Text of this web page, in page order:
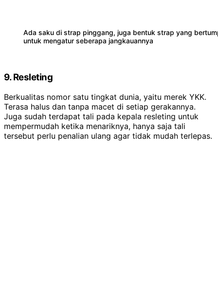
Ada saku di strap pinggang, juga bentuk strap yang
untuk mengatur seberapa jangkauannya
9. Resleting
Berkualitas nomor satu tingkat dunia, yaitu merek YKK.
Terasa halus dan tanpa macet di setiap gerakannya.
Juga sudah terdapat tali pada kepala resleting untuk
mempermudah ketika menariknya, hanya saja tali
tersebut perlu penalian ulang agar tidak mudah terlepas.